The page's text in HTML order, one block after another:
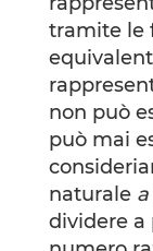
tramite le
non può
può mai
naturale a
dividere a